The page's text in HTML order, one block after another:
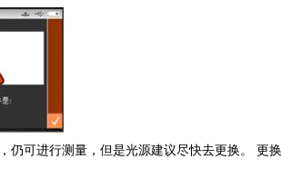
仍可进行测量，但是光源建议尽快去更换。 更